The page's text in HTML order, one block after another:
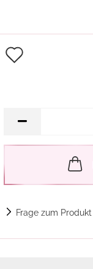
Frage zum Produkt